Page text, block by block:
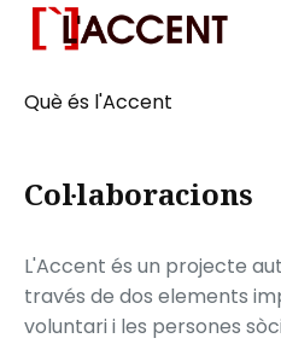
Què és l'Accent
Col·laboracions
L'Accent és un projecte
través de dos elements
voluntari i les persones